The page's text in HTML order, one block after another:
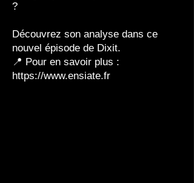
?
Découvrez son analyse dans ce
nouvel épisode de Dixit.
📍 Pour en savoir plus :
https://www.ensiate.fr